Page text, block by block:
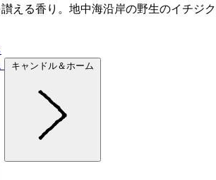
える香り。地中海沿岸の野生のイチジク
キャンドル＆ホーム